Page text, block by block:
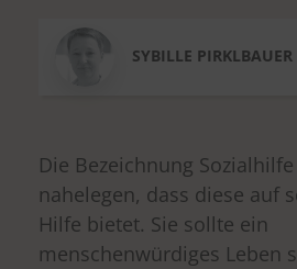
SYBILLE PIRKLBAUER
Die Bezeichnung
nahelegen, dass diese auf
Hilfe bietet. Sie sollte ein
menschenwürdiges Leben